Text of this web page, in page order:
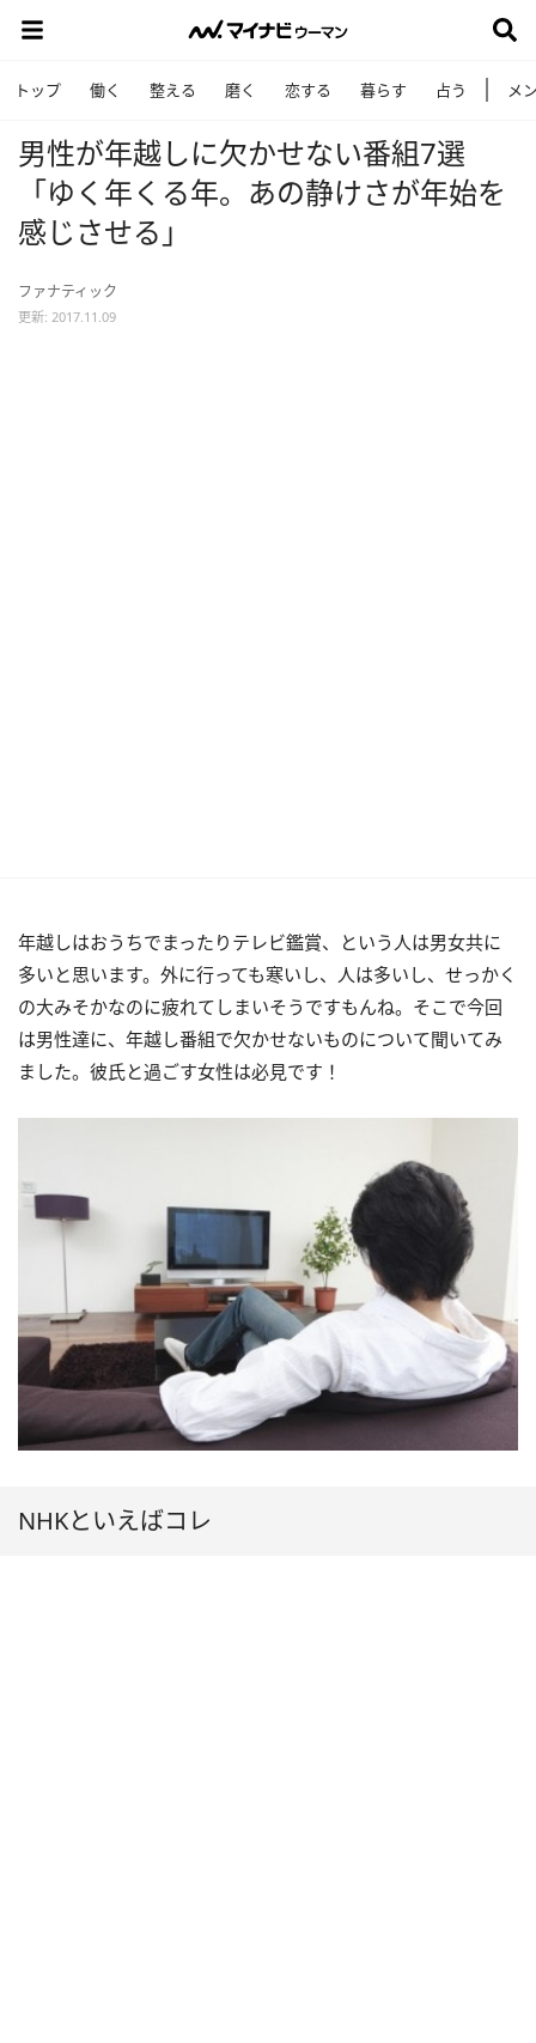
トップ 働く 整える 磨く 恋する 暮らす 占う メ
男性が年越しに欠かせない番組7選
「ゆく年くる年。あの静けさが年始を
感じさせる」
ファナティック
更新: 2017.11.09
年越しはおうちでまったりテレビ鑑賞、という人は男女共に
多いと思います。外に行っても寒いし、人は多いし、せっかく
の大みそかなのに疲れてしまいそうですもんね。そこで今回
は男性達に、年越し番組で欠かせないものについて聞いてみ
ました。彼氏と過ごす女性は必見です！
NHKといえばコレ